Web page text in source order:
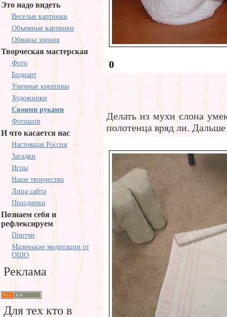
Это надо видеть
Веселые картинки
Объемные картинки
Обманы зрения
Творческая мастерская
Фото
Бодиарт
Уличные креативы
Художники
Своими руками
Фотошоп
И что касается нас
Настоящая Россия
Загадки
Игры
Наше творчество
Лица сайта
Праздники
Познаем себя и
рефлексируем
Притчи
Маленькие медитации от
ОШО
Реклама
Для тех кто в
0
Делать из мухи слона
полотенца вряд ли.